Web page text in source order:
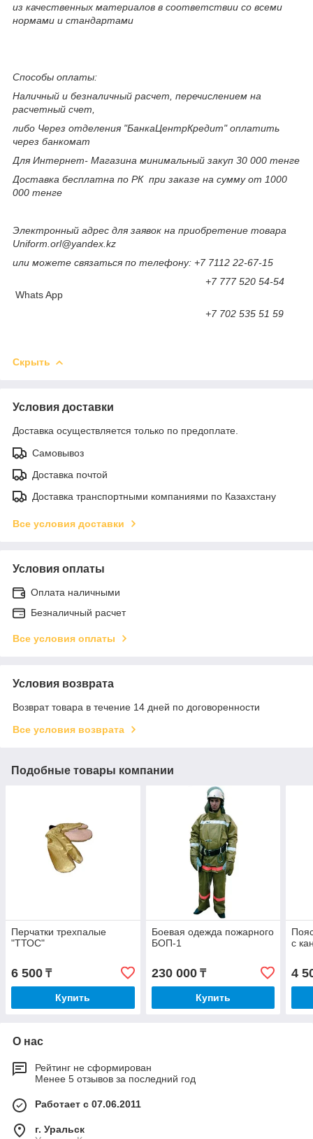
из качественных материалов в соответствии со всеми
нормами и стандартами
Способы оплаты:
Наличный и безналичный расчет, перечислением на
расчетный счет,
либо Через отделения "БанкаЦентрКредит" оплатить
через банкомат
Для Интернет- Магазина минимальный закуп 30 000 тенге
Доставка бесплатна по РК при заказе на сумму от 1000
000 тенге
Электронный адрес для заявок на приобретение товара
Uniform.orl@yandex.kz
или можете связаться по телефону: +7 7112 22-67-15
+7 777 520 54-54
Whats App​
+7 702 535 51 59
Скрыть
Условия доставки
Доставка осуществляется только по предоплате.
Самовывоз
Доставка почтой
Доставка транспортными компаниями по Казахстану
Все условия доставки
Условия оплаты
Оплата наличными
Безналичный расчет
Все условия оплаты
Условия возврата
Возврат товара в течение 14 дней по договоренности
Все условия возврата
Подобные товары компании
Перчатки трехпалые
"ТТОС"
6 500 ₸
Купить
Боевая одежда пожарного
БОП-1
230 000₸
Купить
с
4
О нас
Рейтинг не сформирован
Менее 5 отзывов за последний год
Работает с 07.06.2011
г. Уральск